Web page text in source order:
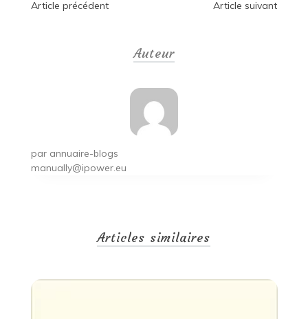
Navigation
Article précédent Article suivant
Auteur
par annuaire-blogs
manually@ipower.eu
Articles similaires